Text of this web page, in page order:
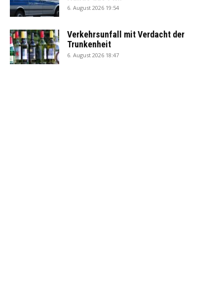
6. August 2026 19:54
Verkehrsunfall mit Verdacht der
Trunkenheit
6. August 2026 18:47